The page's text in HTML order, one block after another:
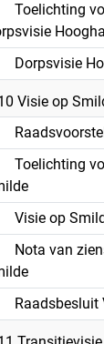
Toelichting
Dorpsvisie
Visie op
Toelichting
Visie op
Nota van
Raadsbesluit